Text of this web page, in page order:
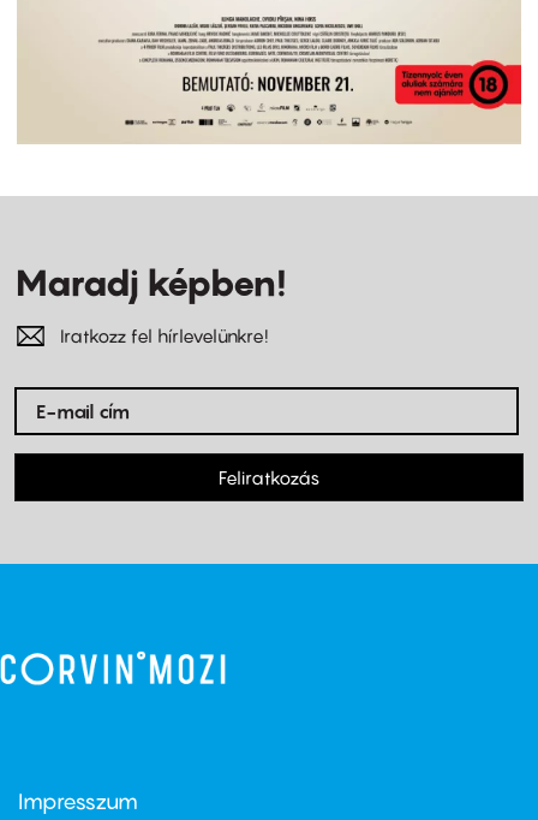
Maradj képben!
Iratkozz fel hírlevelünkre!
Feliratkozás
Footer
Impresszum